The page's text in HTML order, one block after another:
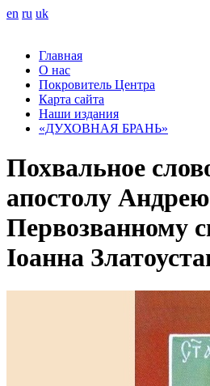
en ru uk
Главная
О нас
Покровитель Центра
Карта сайта
Наши издания
«ДУХОВНАЯ БРАНЬ»
Похвальное
апостолу Андрею
Первозванному
Іоанна